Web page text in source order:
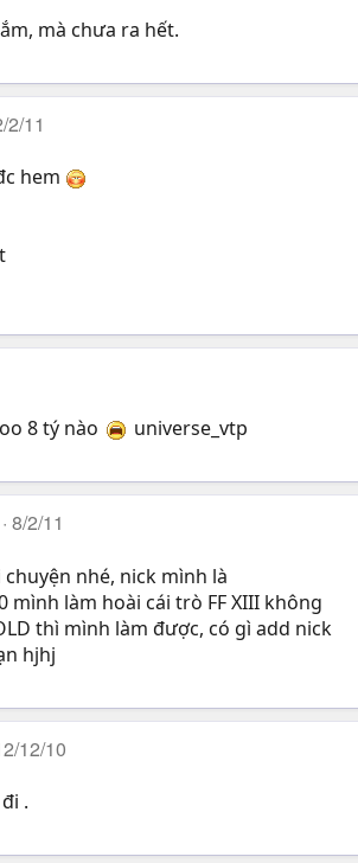
mà chưa ra hết.
2/11
hem
8 tý nào universe_vtp
8/2/11
nhé, nick mình là
mình làm hoài cái trò FF XIII không
thì mình làm được, có gì add nick
hjhj
12/10
.